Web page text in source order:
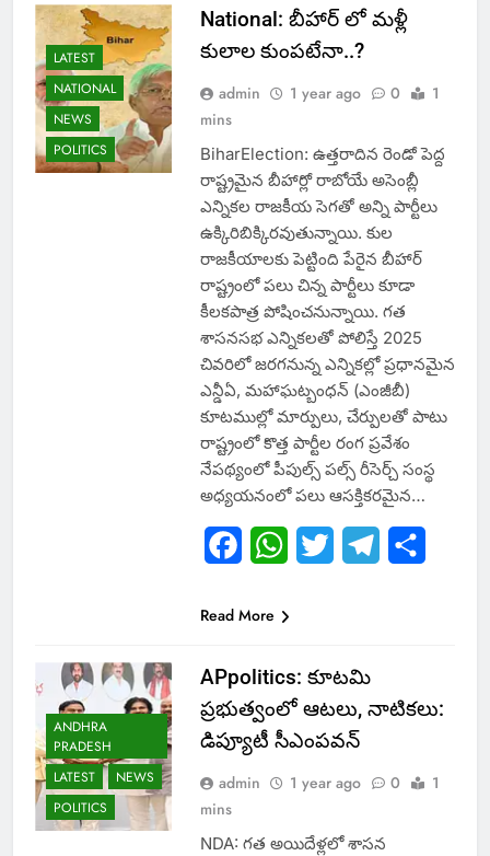
LATEST
NATIONAL
NEWS
POLITICS
National: బీహార్ లో మళ్లీ
కులాల కుంపటేనా..?
admin 1 year ago 0
1
mins
BiharElection: ఉత్తరాదిన రెండో పెద్ద
రాష్ట్రమైన బీహార్లో రాబోయే అసెంబ్లీ
ఎన్నికల రాజకీయ సెగతో అన్ని పార్టీలు
ఉక్కిరిబిక్కిరవుతున్నాయి. కుల
రాజకీయాలకు పెట్టింది పేరైన బీహార్
రాష్ట్రంలో పలు చిన్న పార్టీలు కూడా
కీలకపాత్ర పోషించనున్నాయి. గత
శాసనసభ ఎన్నికలతో పోలిస్తే 2025
చివరిలో జరగనున్న ఎన్నికల్లో ప్రధానమైన
ఎన్డీఏ, మహాఘట్బంధన్ (ఎంజీబీ)
కూటముల్లో మార్పులు, చేర్పులతో పాటు
రాష్ట్రంలో కొత్త పార్టీల రంగ ప్రవేశం
నేపథ్యంలో పీపుల్స్ పల్స్ రీసెర్చ్ సంస్థ
అధ్యయనంలో పలు ఆసక్తికరమైన…
FacebookWhatsApp
Twitter Telegram
Read More
ANDHRA
PRADESH
LATEST
NEWS
POLITICS
APpolitics: కూటమి
ప్రభుత్వంలో ఆటలు, నాటికలు:
డిప్యూటీ సీఎంపవన్
admin 1 year ago 0
1
mins
NDA: గత అయిదేళ్లలో శాసన